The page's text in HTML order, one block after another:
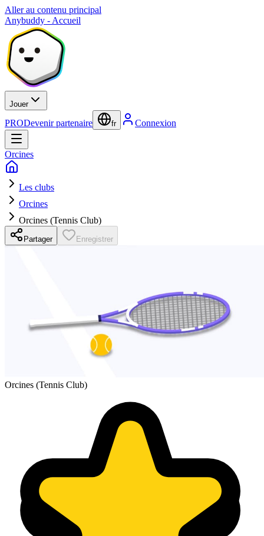
Aller au contenu principal
Anybuddy - Accueil
Jouer
PRODevenir partenaire fr Connexion
Orcines
Les clubs
Orcines
Orcines (Tennis Club)
Partager Enregistrer
Orcines (Tennis Club)